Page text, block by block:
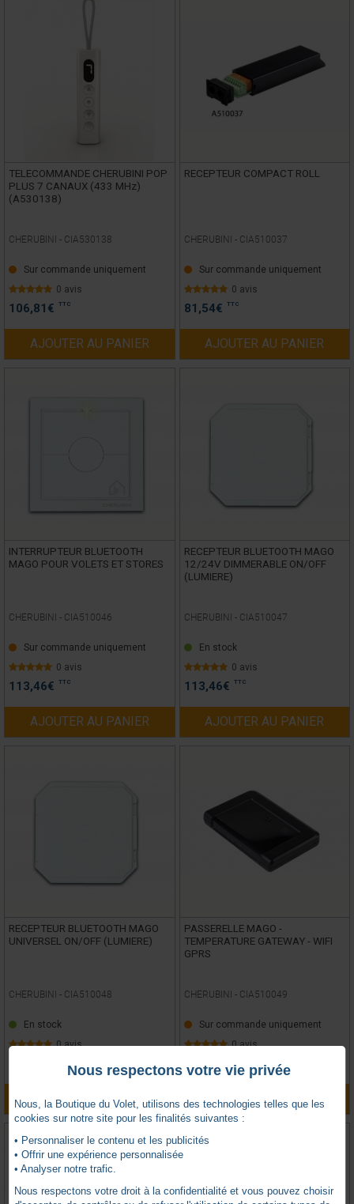
TELECOMMANDE CHERUBINI POP
PLUS 7 CANAUX (433 MHz)
(A530138)
CHERUBINI - CIA530138
Sur commande uniquement
0 avis
106,81 € TTC
AJOUTER AU PANIER
RECEPTEUR COMPACT ROLL
CHERUBINI - CIA510037
Sur commande uniquement
0 avis
81,54€ TTC
AJOUTER AU PANIER
INTERRUPTEUR BLUETOOTH
MAGO POUR VOLETS ET STORES
CHERUBINI - CIA510046
Sur commande uniquement
0 avis
113,46€ TTC
AJOUTER AU PANIER
RECEPTEUR BLUETOOTH MAGO
12/24V DIMMERABLE ON/OFF
(LUMIERE)
CHERUBINI - CIA510047
En stock
0 avis
113,46€ TTC
AJOUTER AU PANIER
RECEPTEUR BLUETOOTH MAGO
UNIVERSEL ON/OFF (LUMIERE)
CHERUBINI - CIA510048
En stock
0 avis
AJOUTER AU PANIER
PASSERELLE MAGO -
TEMPERATURE GATEWAY - WIFI
GPRS
CHERUBINI - CIA510049
Sur commande uniquement
0 avis
290,72
AJOUTER AU PANIER
Nous respectons votre vie privée
Nous, la Boutique du Volet, utilisons des technologies telles que les
cookies sur notre site pour les finalités suivantes :
• Personnaliser le contenu et les publicités
• Offrir une expérience personnalisée
• Analyser notre trafic.
Nous respectons votre droit à la confidentialité et vous pouvez choisir